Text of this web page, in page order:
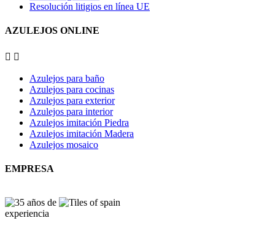
Resolución litigios en línea UE
AZULEJOS ONLINE
 
Azulejos para baño
Azulejos para cocinas
Azulejos para exterior
Azulejos para interior
Azulejos imitación Piedra
Azulejos imitación Madera
Azulejos mosaico
EMPRESA